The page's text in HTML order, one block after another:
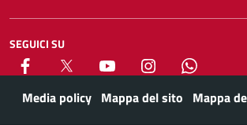
SEGUICI SU
Facebook YouTube Instagram
Media policy Mappa del sito Mappa